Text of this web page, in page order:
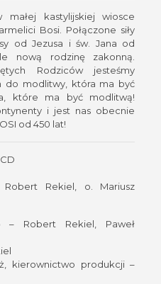
kastylijskiej wiosce
Bosi. Połączone siły
od Jezusa i św. Jana od
nową rodzinę zakonną.
Rodziców jesteśmy
do modlitwy, która ma być
które ma być modlitwą!
i jest nas obecnie
od 450 lat!
Robert Rekiel, o. Mariusz
– Robert Rekiel, Paweł
kierownictwo produkcji –